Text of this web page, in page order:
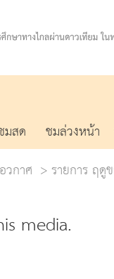
มสด ชมล่วงหน้า
วกาศ
รายการ ฤดู
media.